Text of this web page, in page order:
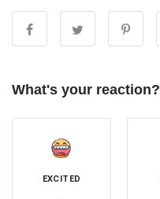
What's your reaction?
EXCITED